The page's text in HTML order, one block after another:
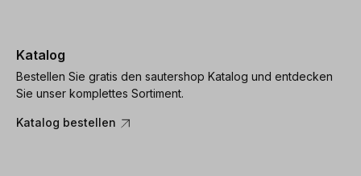
Katalog
Bestellen Sie gratis den sautershop Katalog und entdecken
Sie unser komplettes Sortiment.
Katalog bestellen